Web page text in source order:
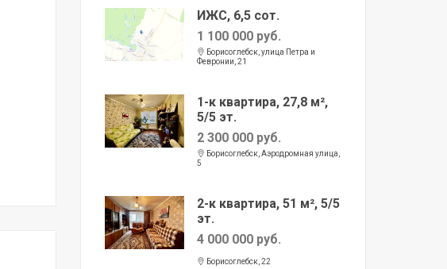
ИЖС, 6,5 сот.
1 100 000 руб.
Борисоглебск, улица Петра и
Февронии, 21
1-к квартира, 27,8 м²,
5/5 эт.
2 300 000 руб.
Борисоглебск, Аэродромная улица,
5
2-к квартира, 51 м², 5/5
эт.
4 000 000 руб.
Борисоглебск, 22